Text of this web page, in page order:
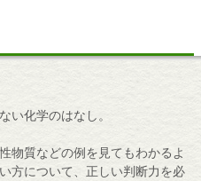
い化学のはなし。
物質などの例を見てもわかるよ
方について、正しい判断力を必